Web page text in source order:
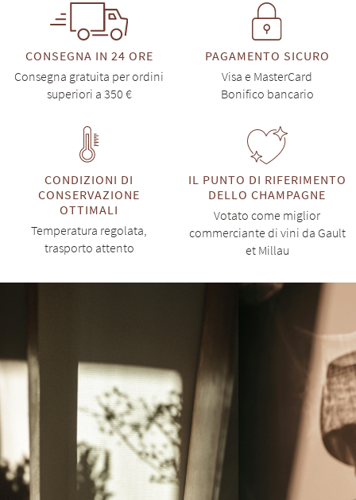
CONSEGNA IN 24 ORE
Consegna gratuita per ordini
superiori a 350 €
PAGAMENTO SICURO
Visa e MasterCard
Bonifico bancario
CONDIZIONI DI
CONSERVAZIONE
OTTIMALI
Temperatura regolata,
trasporto attento
IL PUNTO DI RIFERIMENTO
DELLO CHAMPAGNE
Votato come miglior
commerciante di vini da Gault
et Millau